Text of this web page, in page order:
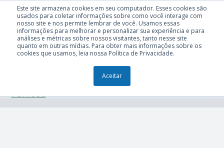
Este site armazena cookies em seu computador. Esses cookies são
usados para coletar informações sobre como você interage com
nosso site e nos permite lembrar de você. Usamos essas
informações para melhorar e personalizar sua experiência e para
análises e métricas sobre nossos visitantes, tanto nesse site
quanto em outras mídias. Para obter mais informações sobre os
cookies que usamos, leia nossa Política de Privacidade.
Aceitar
TÓPICOS